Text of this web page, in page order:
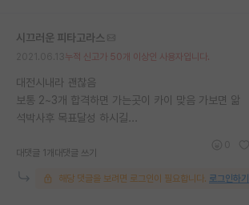
시끄러운 피타고라스
누적 신고가 50개 이상인 사용자입니다.
대전시내라 괜찮음
보통 2~3개 합격하면 가는곳이 카이 맞음 가보면 앎
석박사후 목표달성 하시길...
대댓글 1개 대댓글 쓰기
해당 댓글을 보려면 로그인이 필요합니다. 로그인하기